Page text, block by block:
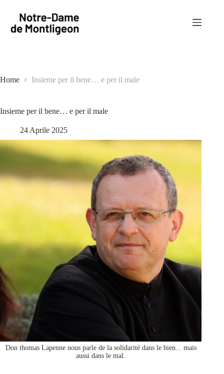
contenuto
Home Insieme per il bene… e per il male
Insieme per il bene… e per il male
24 Aprile 2025
Don thomas Lapenne nous parle de la solidarité dans le bien... mais
aussi dans le mal.